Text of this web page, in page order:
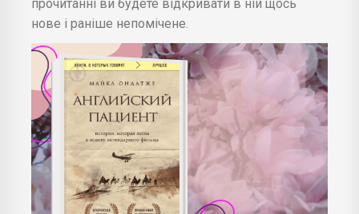
прочитанні ви будете відкривати в ній щось
нове і раніше непомічене.